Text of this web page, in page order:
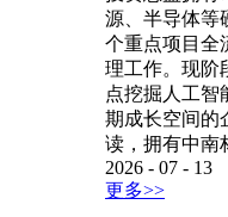
源、半导体等
个重点项目全
理工作。现阶
点挖掘人工智
期成长空间的
读，拥有中南
2026 - 07 - 13
更多>>